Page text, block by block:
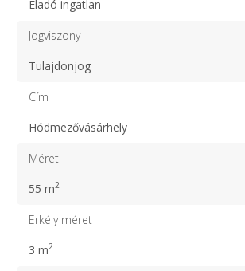
Eladó ingatlan
Jogviszony
Tulajdonjog
Cím
Hódmezővásárhely
Méret
55 m2
Erkély méret
3 m2